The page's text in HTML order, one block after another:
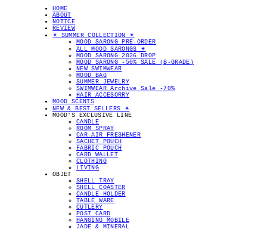
HOME
ABOUT
NOTICE
REVIEW
✴︎ SUMMER COLLECTION ✴︎
MOOD SARONG PRE-ORDER
ALL MOOD SARONGS ✴︎
MOOD SARONG 2026 DROP
MOOD SARONG -50% SALE (B-GRADE)
NEW SWIMWEAR
MOOD BAG
SUMMER JEWELRY
SWIMWEAR Archive Sale -70%
HAIR ACCESORRY
MOOD SCENTS
NEW & BEST SELLERS ✴︎
MOOD'S EXCLUSIVE LINE
CANDLE
ROOM SPRAY
CAR AIR FRESHENER
SACHET POUCH
FABRIC POUCH
CARD WALLET
CLOTHING
LIVING
OBJET
SHELL TRAY
SHELL COASTER
CANDLE HOLDER
TABLE WARE
CUTLERY
POST CARD
HANGING MOBILE
JADE & MINERAL